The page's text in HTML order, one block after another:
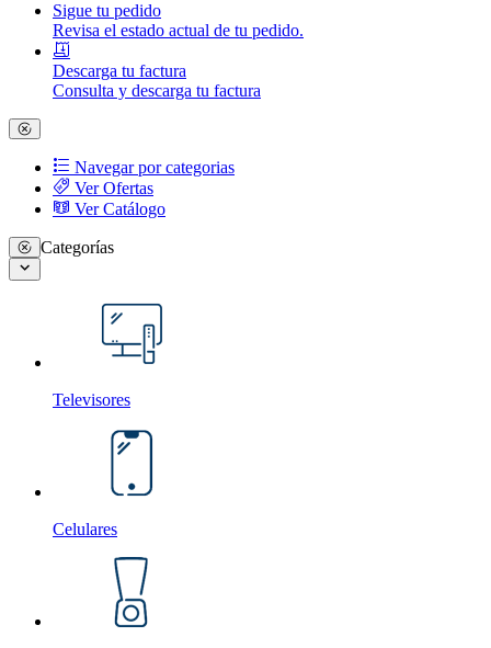
Sigue tu pedido
Revisa el estado actual de tu pedido.
Descarga tu factura
Consulta y descarga tu factura
Navegar por categorias
Ver Ofertas
Ver Catálogo
Categorías
Televisores
Celulares